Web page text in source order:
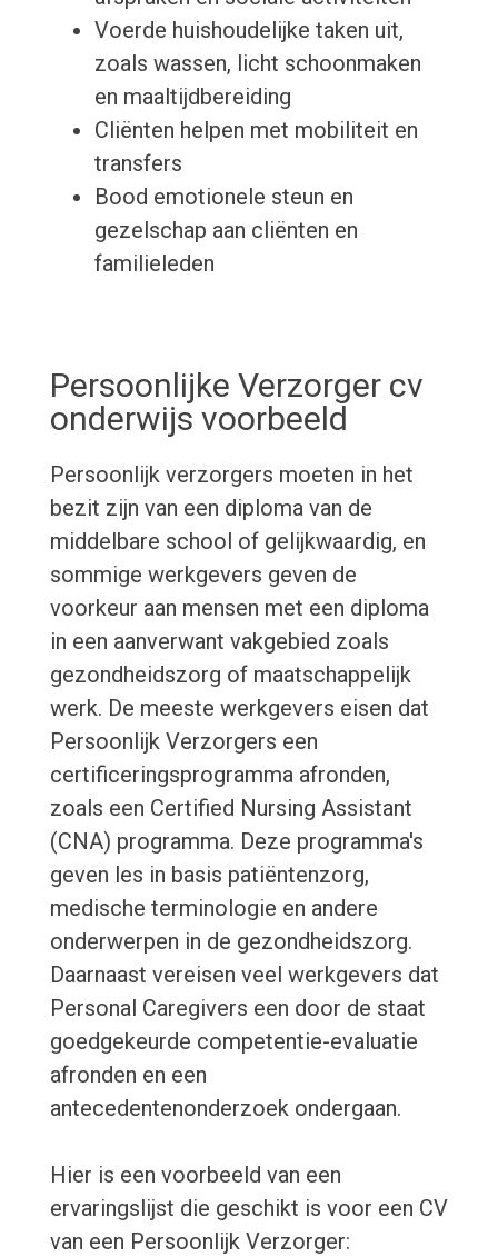
Voerde huishoudelijke taken uit,
zoals wassen, licht schoonmaken
en maaltijdbereiding
Cliënten helpen met mobiliteit en
transfers
Bood emotionele steun en
gezelschap aan cliënten en
familieleden
Persoonlijke Verzorger cv
onderwijs voorbeeld
Persoonlijk verzorgers moeten in het
bezit zijn van een diploma van de
middelbare school of gelijkwaardig, en
sommige werkgevers geven de
voorkeur aan mensen met een diploma
in een aanverwant vakgebied zoals
gezondheidszorg of maatschappelijk
werk. De meeste werkgevers eisen dat
Persoonlijk Verzorgers een
certificeringsprogramma afronden,
zoals een Certified Nursing Assistant
(CNA) programma. Deze programma's
geven les in basis patiëntenzorg,
medische terminologie en andere
onderwerpen in de gezondheidszorg.
Daarnaast vereisen veel werkgevers dat
Personal Caregivers een door de staat
goedgekeurde competentie-evaluatie
afronden en een
antecedentenonderzoek ondergaan.
Hier is een voorbeeld van een
ervaringslijst die geschikt is voor een CV
van een Persoonlijk Verzorger: